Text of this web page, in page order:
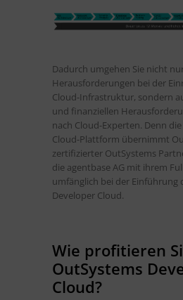
Dadurch umgehen Sie nicht
Herausforderungen bei der
Cloud-Infrastruktur, sondern
und finanziellen
nach Cloud-Experten. Denn
Cloud-Plattform übernimmt
zertifizierter OutSystems
die agentbase AG mit ihrem
umfänglich bei der Einführung
Developer Cloud.
Wie profitieren
OutSystems
Cloud?